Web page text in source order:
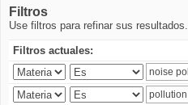
Filtros
Use filtros para refinar sus resultados.
Filtros actuales: